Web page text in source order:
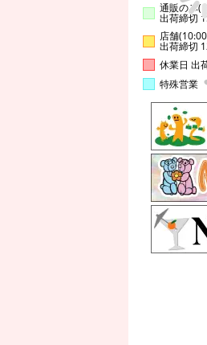
通販のみ(
出荷締切
店舗
出荷締切
休業日 出
特殊営業